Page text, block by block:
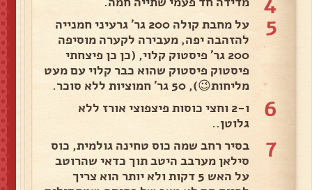
5
על מחבת קולה 200 גר' גרעיני חמנייה
להזהבה יפה, מעבירה לקערה מוסיפה
200 גר' פיסטוק קלוי, (כן כן פיצחתי
פיסטוק פיסטוק שהוא כבר קלוי עם מעט
מליחות😉), 50 גר' חמוציות ללא סוכר.
6
ו-2 וחצי כוסות פיצפוצי אורז ללא
גלוטן..
7
בסיר רחב שמה כוס טחינה גולמית, כוס
סילאן מערבב היטב תוך כדאי שהרוטב
על האש 5 דקות ולא יותר הוא צריך